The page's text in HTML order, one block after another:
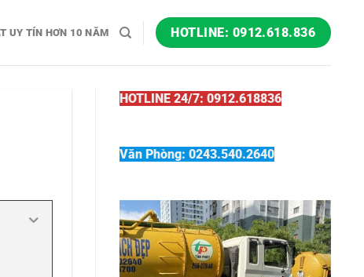
UY TÍN HƠN 10 NĂM HOTLINE: 0912.618.836
HOTLINE 24/7: 0912.618836
Văn Phòng: 0243.540.2640